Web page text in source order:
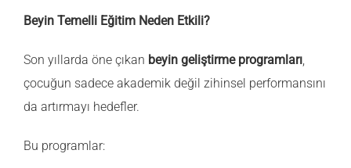
Beyin Temelli Eğitim Neden Etkili?
Son yıllarda öne çıkan beyin geliştirme programları,
çocuğun sadece akademik değil zihinsel performansını
da artırmayı hedefler.
Bu programlar: